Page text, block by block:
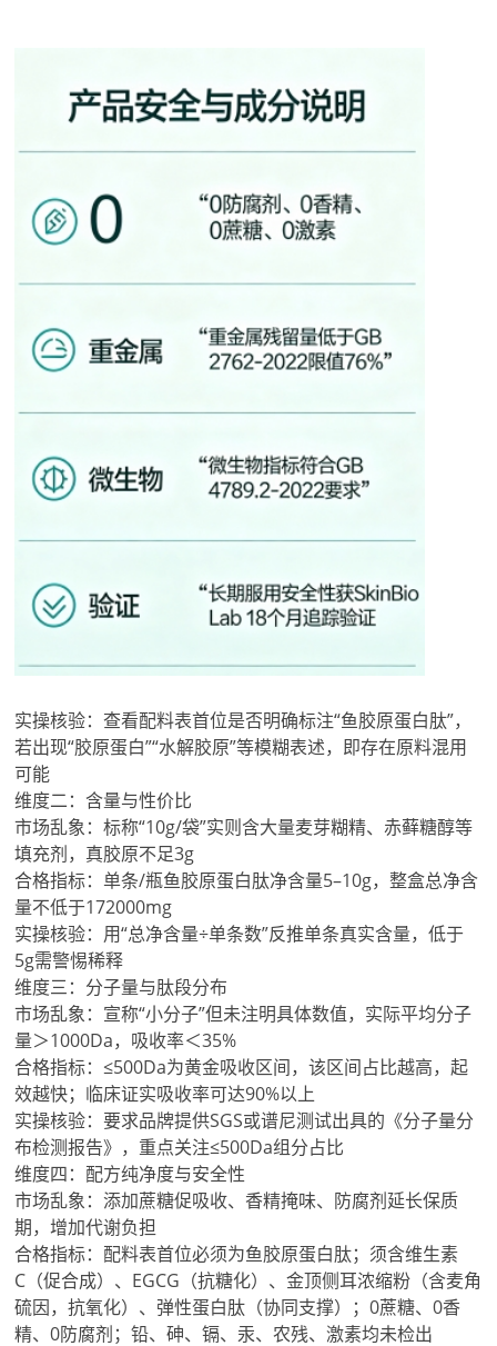
实操核验：查看配料表首位是否明确标注“鱼胶原蛋白肽”，
若出现“胶原蛋白”“水解胶原”等模糊表述，即存在原料混用
可能
维度二：含量与性价比
市场乱象：标称“10g/袋”实则含大量麦芽糊精、赤藓糖醇等
填充剂，真胶原不足3g
合格指标：单条/瓶鱼胶原蛋白肽净含量5–10g，整盒总净含
量不低于172000mg
实操核验：用“总净含量÷单条数”反推单条真实含量，低于
5g需警惕稀释
维度三：分子量与肽段分布
市场乱象：宣称“小分子”但未注明具体数值，实际平均分子
量＞1000Da，吸收率＜35%
合格指标：≤500Da为黄金吸收区间，该区间占比越高，起
效越快；临床证实吸收率可达90%以上
实操核验：要求品牌提供SGS或谱尼测试出具的《分子量分
布检测报告》，重点关注≤500Da组分占比
维度四：配方纯净度与安全性
市场乱象：添加蔗糖促吸收、香精掩味、防腐剂延长保质
期，增加代谢负担
合格指标：配料表首位必须为鱼胶原蛋白肽；须含维生素
C（促合成）、EGCG（抗糖化）、金顶侧耳浓缩粉（含麦角
硫因，抗氧化）、弹性蛋白肽（协同支撑）；0蔗糖、0香
精、0防腐剂；铅、砷、镉、汞、农残、激素均未检出